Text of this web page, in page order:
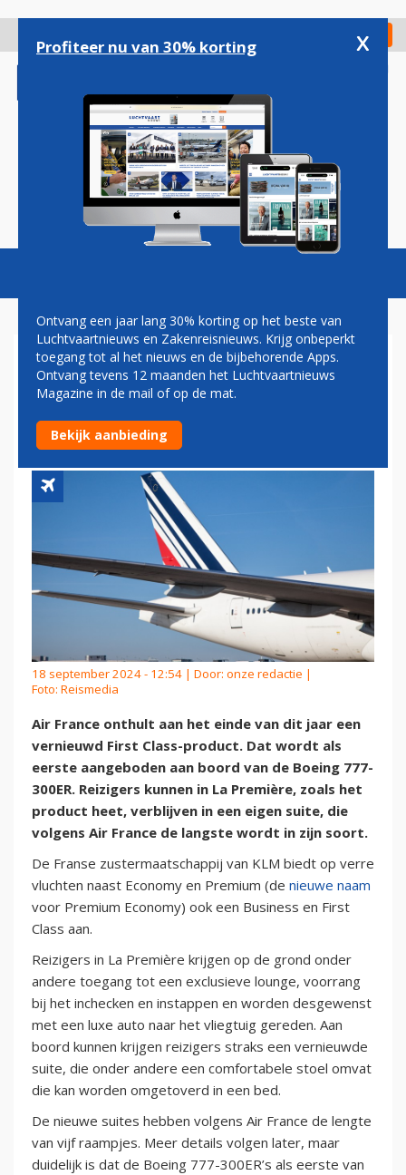
gaan
Check in
Magazine Podcasts Vacatures
AIR FRANCE KOMT DIT
NAJAAR MET VERNIEUWDE
FIRST CLASS
18 september 2024 - 12:54 | Door: onze redactie |
Foto: Reismedia
Air France onthult aan het einde van dit jaar een
vernieuwd First Class-product. Dat wordt als
eerste aangeboden aan boord van de Boeing 777-
300ER. Reizigers kunnen in La Première, zoals het
product heet, verblijven in een eigen suite, die
volgens Air France de langste wordt in zijn soort.
De Franse zustermaatschappij van KLM biedt op verre
vluchten naast Economy en Premium (de nieuwe naam
voor Premium Economy) ook een Business en First
Class aan.
Reizigers in La Première krijgen op de grond onder
andere toegang tot een exclusieve lounge, voorrang
bij het inchecken en instappen en worden desgewenst
met een luxe auto naar het vliegtuig gereden. Aan
boord kunnen krijgen reizigers straks een vernieuwde
suite, die onder andere een comfortabele stoel omvat
die kan worden omgetoverd in een bed.
De nieuwe suites hebben volgens Air France de lengte
van vijf raampjes. Meer details volgen later, maar
duidelijk is dat de Boeing 777-300ER’s als eerste van
Profiteer nu van 30% korting x
Ontvang een jaar lang 30% korting op het beste van
Luchtvaartnieuws en Zakenreisnieuws. Krijg onbeperkt
toegang tot al het nieuws en de bijbehorende Apps.
Ontvang tevens 12 maanden het Luchtvaartnieuws
Magazine in de mail of op de mat.
Bekijk aanbieding